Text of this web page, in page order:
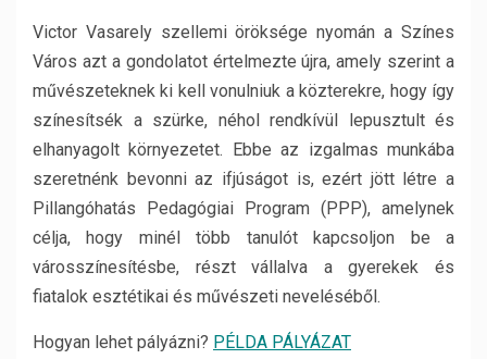
Victor Vasarely szellemi öröksége nyomán a Színes
Város azt a gondolatot értelmezte újra, amely szerint a
művészeteknek ki kell vonulniuk a közterekre, hogy így
színesítsék a szürke, néhol rendkívül lepusztult és
elhanyagolt környezetet. Ebbe az izgalmas munkába
szeretnénk bevonni az ifjúságot is, ezért jött létre a
Pillangóhatás Pedagógiai Program (PPP), amelynek
célja, hogy minél több tanulót kapcsoljon be a
városszínesítésbe, részt vállalva a gyerekek és
fiatalok esztétikai és művészeti neveléséből.
Hogyan lehet pályázni? PÉLDA PÁLYÁZAT